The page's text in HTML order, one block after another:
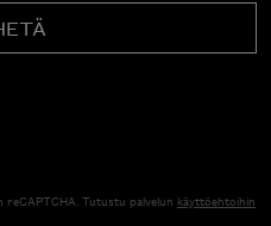
reCAPTCHA. Tutustu palvelun käyttöehtoihin